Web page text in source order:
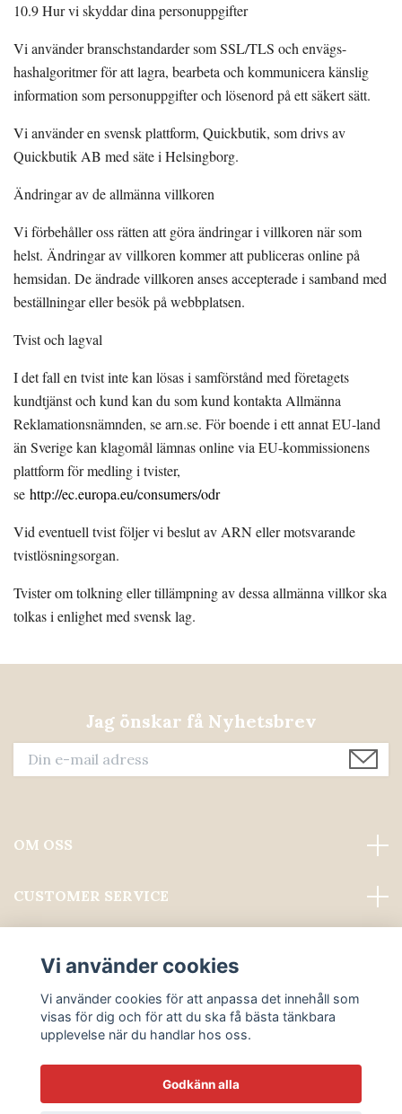
10.9 Hur vi skyddar dina personuppgifter
Vi använder branschstandarder som SSL/TLS och envägs-
hashalgoritmer för att lagra, bearbeta och kommunicera känslig
information som personuppgifter och lösenord på ett säkert sätt.
Vi använder en svensk plattform, Quickbutik, som drivs av
Quickbutik AB med säte i Helsingborg.
Ändringar av de allmänna villkoren
Vi förbehåller oss rätten att göra ändringar i villkoren när som
helst. Ändringar av villkoren kommer att publiceras online på
hemsidan. De ändrade villkoren anses accepterade i samband med
beställningar eller besök på webbplatsen.
Tvist och lagval
I det fall en tvist inte kan lösas i samförstånd med företagets
kundtjänst och kund kan du som kund kontakta Allmänna
Reklamationsnämnden, se arn.se. För boende i ett annat EU-land
än Sverige kan klagomål lämnas online via EU-kommissionens
plattform för medling i tvister,
se http://ec.europa.eu/consumers/odr
Vid eventuell tvist följer vi beslut av ARN eller motsvarande
tvistlösningsorgan.
Tvister om tolkning eller tillämpning av dessa allmänna villkor ska
tolkas i enlighet med svensk lag.
Jag önskar få Nyhetsbrev
OM OSS
CUSTOMER SERVICE
Sociala medier
Vi använder cookies
Vi använder cookies för att anpassa det innehåll som
visas för dig och för att du ska få bästa tänkbara
upplevelse när du handlar hos oss.
Godkänn alla